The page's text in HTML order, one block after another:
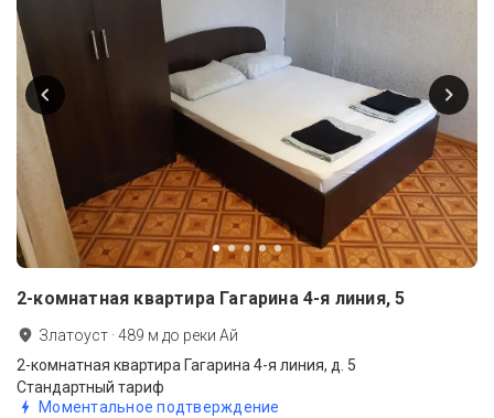
2-комнатная квартира Гагарина 4-я линия, 5
Златоуст ·489 м до реки Ай
2-комнатная квартира Гагарина 4-я линия, д. 5
Стандартный тариф
Моментальное подтверждение